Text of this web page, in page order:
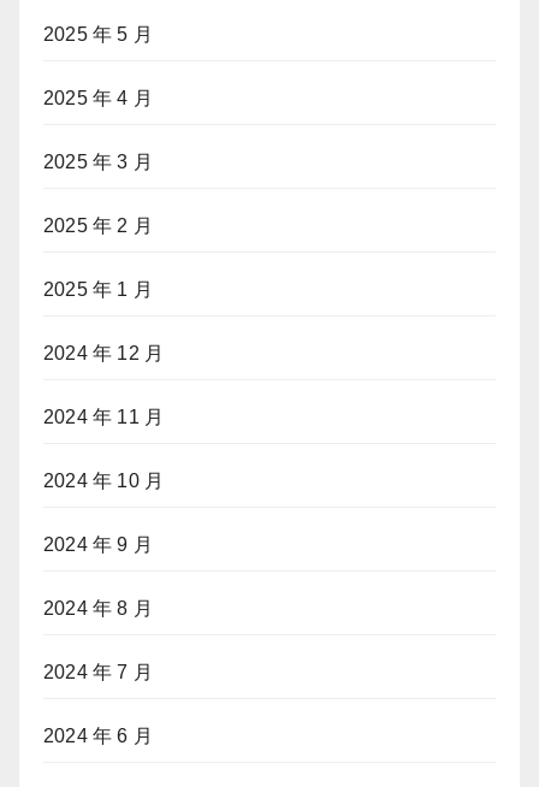
2025 年 5 月
2025 年 4 月
2025 年 3 月
2025 年 2 月
2025 年 1 月
2024 年 12 月
2024 年 11 月
2024 年 10 月
2024 年 9 月
2024 年 8 月
2024 年 7 月
2024 年 6 月